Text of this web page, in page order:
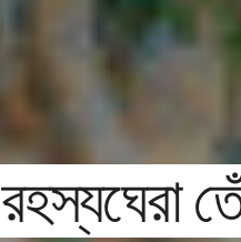
রহস্যঘেরা